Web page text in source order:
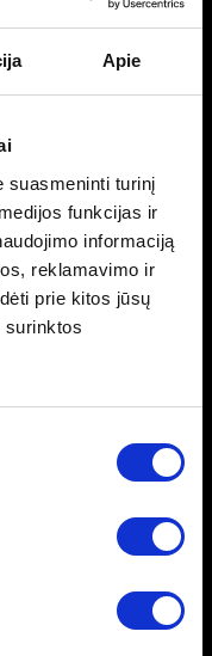
Apie
suasmeninti turinį
funkcijas ir
informaciją
reklamavimo ir
prie kitos jūsų
surinktos
istorijos krypčių –